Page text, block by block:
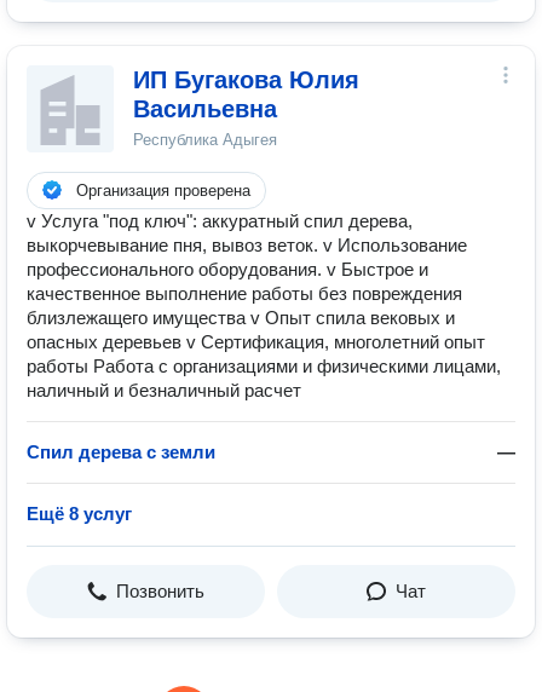
ИП Бугакова Юлия
Васильевна
Республика Адыгея
Организация проверена
v Услуга "под ключ": аккуратный спил дерева,
выкорчевывание пня, вывоз веток. v Использование
профессионального оборудования. v Быстрое и
качественное выполнение работы без повреждения
близлежащего имущества v Опыт спила вековых и
опасных деревьев v Сертификация, многолетний опыт
работы Работа с организациями и физическими лицами,
наличный и безналичный расчет
Спил дерева с земли —
Ещё 8 услуг
Позвонить Чат